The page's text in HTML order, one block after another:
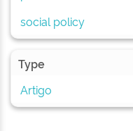
social policy
Type
Artigo